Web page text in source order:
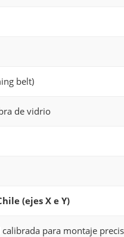
belt)
de vidrio
(ejes X e Y)
para montaje